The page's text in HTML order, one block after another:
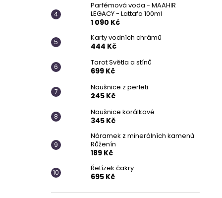
Parfémová voda - MAAHIR
LEGACY - Lattafa 100ml
1 090 Kč
Karty vodních chrámů
444 Kč
Tarot Světla a stínů
699 Kč
Naušnice z perleti
245 Kč
Naušnice korálkové
345 Kč
Náramek z minerálních kamenů
Růženín
189 Kč
Řetízek čakry
695 Kč